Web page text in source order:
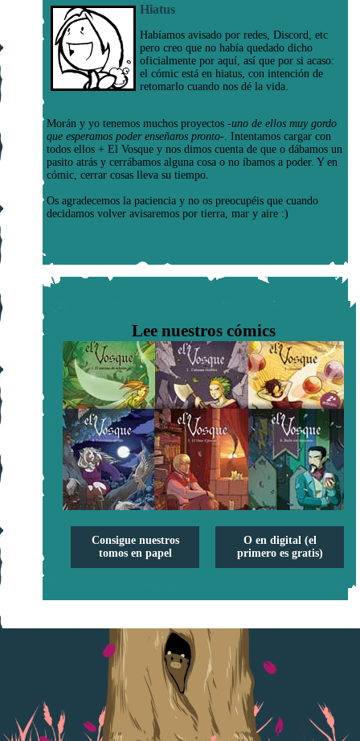
Hiatus
Habíamos avisado por redes, Discord, etc
pero creo que no había quedado dicho
oficialmente por aquí, así que por si acaso:
el cómic está en hiatus, con intención de
retomarlo cuando nos dé la vida.
Morán y yo tenemos muchos proyectos -uno de ellos muy gordo
que esperamos poder enseñaros pronto- . Intentamos cargar con
todos ellos + El Vosque y nos dimos cuenta de que o dábamos un
pasito atrás y cerrábamos alguna cosa o no íbamos a poder. Y en
cómic, cerrar cosas lleva su tiempo.
Os agradecemos la paciencia y no os preocupéis que cuando
decidamos volver avisaremos por tierra, mar y aire :)
Lee nuestros cómics
Consigue nuestros
tomos en papel
O en digital (el
primero es gratis)